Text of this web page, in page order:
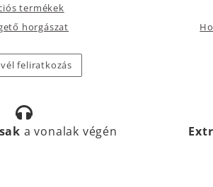
termékek
horgászat
feliratkozás
a vonalak végén